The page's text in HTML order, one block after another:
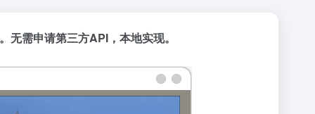
需申请第三方API，本地实现。